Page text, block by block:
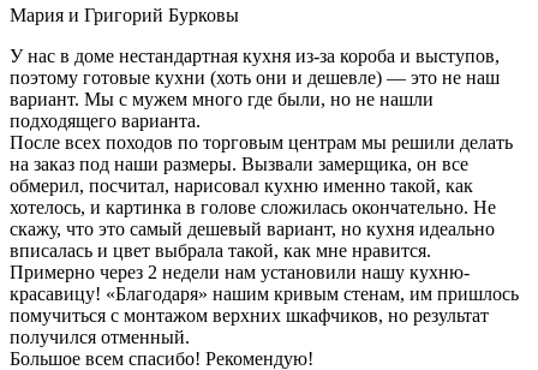
Мария и Григорий Бурковы
У нас в доме нестандартная кухня из-за короба и выступов,
поэтому готовые кухни (хоть они и дешевле) — это не наш
вариант. Мы с мужем много где были, но не нашли
подходящего варианта.
После всех походов по торговым центрам мы решили делать
на заказ под наши размеры. Вызвали замерщика, он все
обмерил, посчитал, нарисовал кухню именно такой, как
хотелось, и картинка в голове сложилась окончательно. Не
скажу, что это самый дешевый вариант, но кухня идеально
вписалась и цвет выбрала такой, как мне нравится.
Примерно через 2 недели нам установили нашу кухню-
красавицу! «Благодаря» нашим кривым стенам, им пришлось
помучиться с монтажом верхних шкафчиков, но результат
получился отменный.
Большое всем спасибо! Рекомендую!